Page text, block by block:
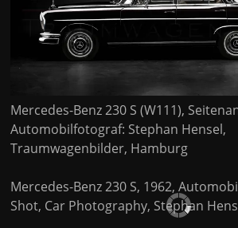
Mercedes-Benz 230 S (W111),
Automobilfotograf: Stephan Hensel,
Traumwagenbilder, Hamburg
Mercedes-Benz 230 S, 1962,
Shot, Car Photography, Stephan